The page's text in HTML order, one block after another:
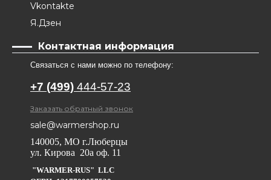
Vkontakte
Я.Дзен
Контактная информация
Связаться с нами можно по телефону:
+7 (499) 444-57-23
Заказать обратный звонок
sale@warmershop.ru
140005, МО г.Люберцы
ул. Кирова 20а оф. 11
"WARMER-RUS" LLC